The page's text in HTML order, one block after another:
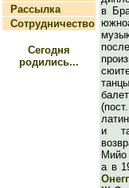
Рассылка
Сотрудничество
Сегодня
родились...
в
и
Мийо
а в